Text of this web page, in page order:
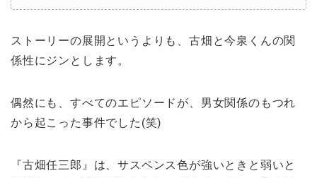
ストーリーの展開というよりも、古畑と今泉くんの関
係性にジンとします。
偶然にも、すべてのエピソードが、男女関係のもつれ
から起こった事件でした(笑)
『古畑任三郎』は、サスペンス色が強いときと弱いと